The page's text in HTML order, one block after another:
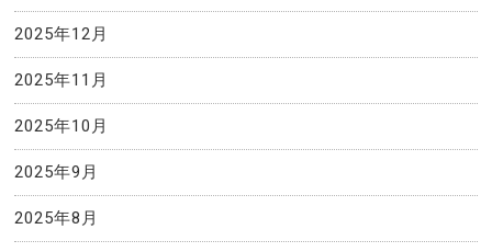
2025年12月
2025年11月
2025年10月
2025年9月
2025年8月